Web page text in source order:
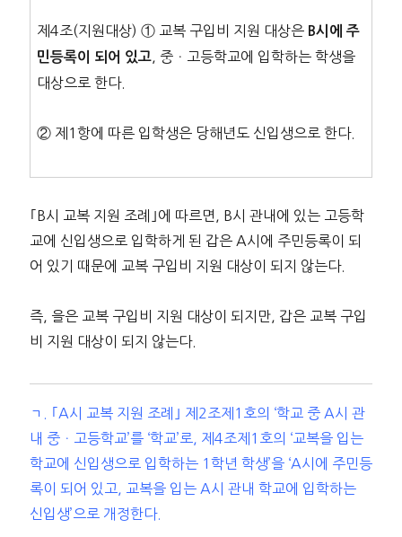
제4조(지원대상) ① 교복 구입비 지원 대상은 B시에 주
민등록이 되어 있고, 중ㆍ고등학교에 입학하는 학생을
대상으로 한다.
② 제1항에 따른 입학생은 당해년도 신입생으로 한다.
｢B시 교복 지원 조례｣에 따르면, B시 관내에 있는 고등학
교에 신입생으로 입학하게 된 갑은 A시에 주민등록이 되
어 있기 때문에 교복 구입비 지원 대상이 되지 않는다.
즉, 을은 교복 구입비 지원 대상이 되지만, 갑은 교복 구입
비 지원 대상이 되지 않는다.
ㄱ. ｢A시 교복 지원 조례｣ 제2조제1호의 ‘학교 중 A시 관
내 중ㆍ고등학교’를 ‘학교’로, 제4조제1호의 ‘교복을 입는
학교에 신입생으로 입학하는 1학년 학생’을 ‘A시에 주민등
록이 되어 있고, 교복을 입는 A시 관내 학교에 입학하는
신입생’으로 개정한다.